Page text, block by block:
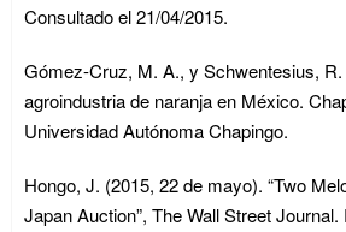
Consultado el 21/04/2015.
Gómez-Cruz, M. A., y Schwentesius,
agroindustria de naranja en México.
Universidad Autónoma Chapingo.
Hongo, J. (2015, 22 de mayo). “Two
Japan Auction”, The Wall Street